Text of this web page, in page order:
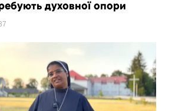
духовної опори